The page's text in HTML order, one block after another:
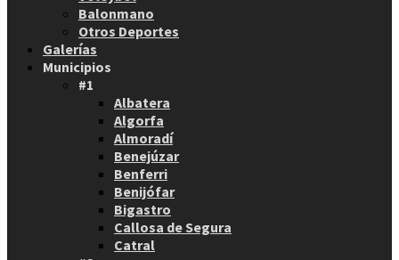
Balonmano
Otros Deportes
Galerías
Municipios
#1
Albatera
Algorfa
Almoradí
Benejúzar
Benferri
Benijófar
Bigastro
Callosa de Segura
Catral